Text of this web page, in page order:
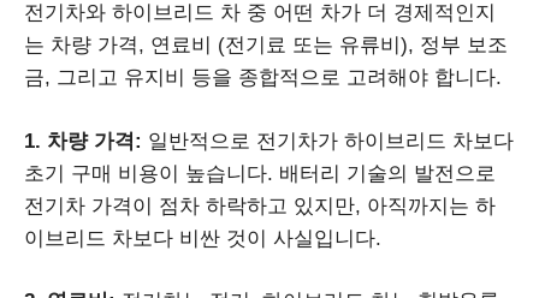
전기차와 하이브리드 차 중 어떤 차가 더 경제적인지
는 차량 가격, 연료비 (전기료 또는 유류비), 정부 보조
금, 그리고 유지비 등을 종합적으로 고려해야 합니다.
1. 차량 가격: 일반적으로 전기차가 하이브리드 차보다
초기 구매 비용이 높습니다. 배터리 기술의 발전으로
전기차 가격이 점차 하락하고 있지만, 아직까지는 하
이브리드 차보다 비싼 것이 사실입니다.